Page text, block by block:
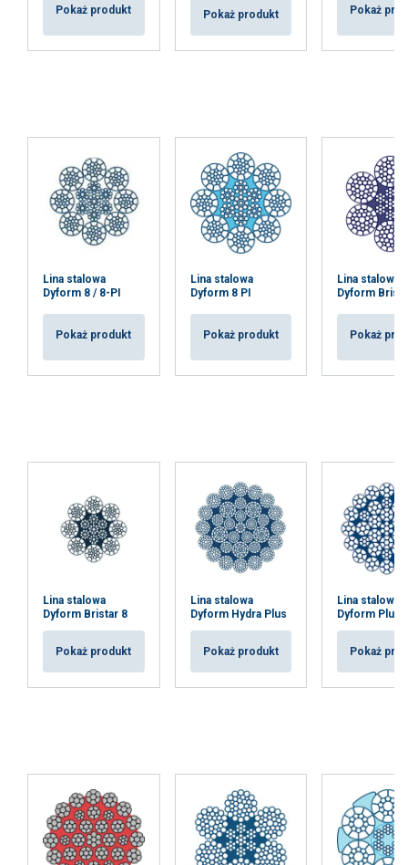
Pokaż produkt Pokaż produkt Pokaż
Lina stalowa
Dyform 8 / 8-PI
Pokaż produkt
Lina stalowa
Dyform 8 PI
Pokaż produkt
Lina stalowa
Dyform
Pokaż
Lina stalowa
Dyform Bristar 8
Pokaż produkt
Lina stalowa
Dyform Hydra Plus
Pokaż produkt
Lina stalowa
Dyform Plus
Pokaż